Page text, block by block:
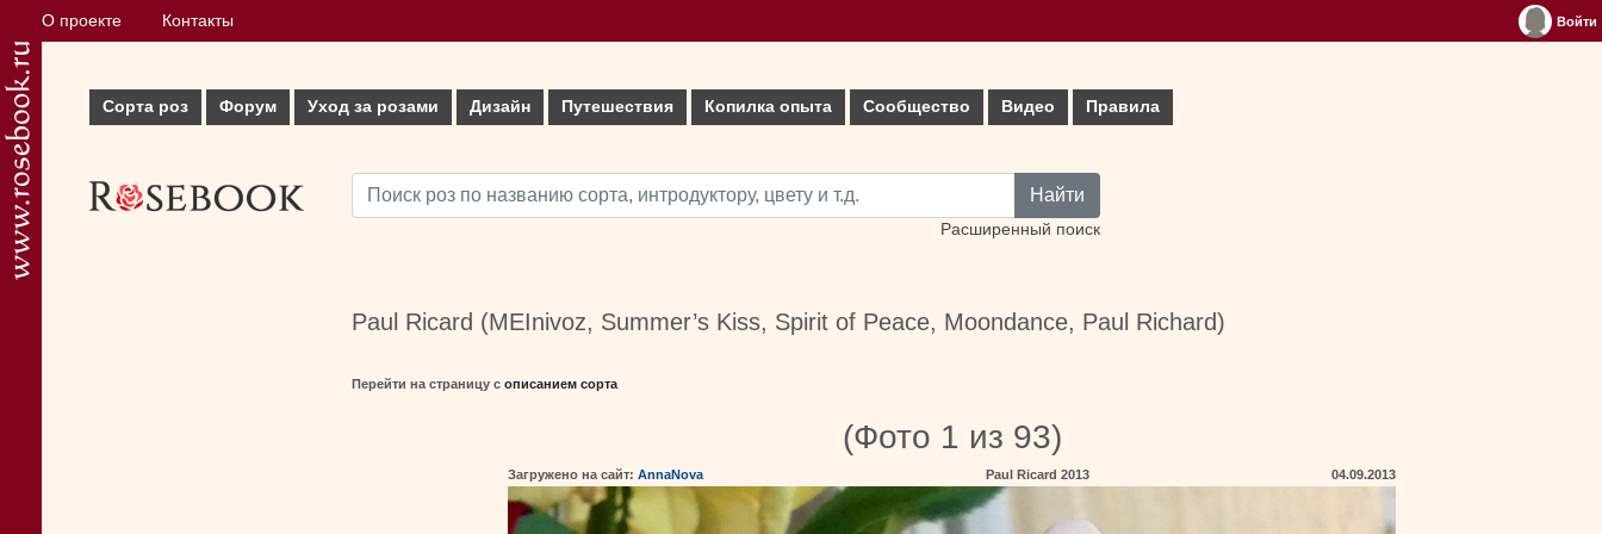
О проекте Контакты Войти
Сорта роз Форум Уход за розами Дизайн Путешествия Копилка опыта Сообщество Видео Правила
Найти
Расширенный поиск
Paul Ricard (MEInivoz, Summer’s Kiss, Spirit of Peace, Moondance, Paul Richard)
Перейти на страницу с описанием сорта
(Фото 1 из 93)
Загружено на сайт: AnnaNova Paul Ricard 2013 04.09.2013